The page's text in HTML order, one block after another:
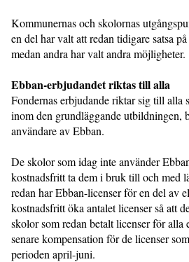
Kommunernas och skolornas
en del har valt att redan tidigare satsa
medan andra har valt andra möjligheter.
Ebban-erbjudandet riktas till alla
Fondernas erbjudande riktar sig till alla
inom den grundläggande utbildningen,
användare av Ebban.
De skolor som idag inte använder
kostnadsfritt ta dem i bruk till och med
redan har Ebban-licenser för en del av
kostnadsfritt öka antalet licenser så att
skolor som redan betalt licenser för
senare kompensation för de licenser
perioden april-juni.